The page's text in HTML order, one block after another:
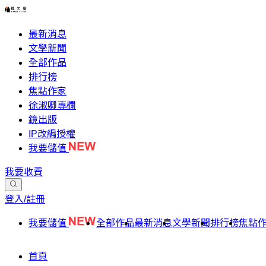
最新消息
文學新聞
全部作品
排行榜
焦點作家
徐淑卿專欄
鏡出版
IP改編授權
我要儲值
我要收費
登入/註冊
我要儲值 全部作品最新消息文學新聞排行榜焦點
首頁